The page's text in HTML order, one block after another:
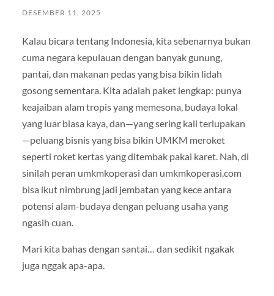
DESEMBER 11, 2025
Kalau bicara tentang Indonesia, kita sebenarnya bukan
cuma negara kepulauan dengan banyak gunung,
pantai, dan makanan pedas yang bisa bikin lidah
gosong sementara. Kita adalah paket lengkap: punya
keajaiban alam tropis yang memesona, budaya lokal
yang luar biasa kaya, dan—yang sering kali terlupakan
—peluang bisnis yang bisa bikin UMKM meroket
seperti roket kertas yang ditembak pakai karet. Nah, di
sinilah peran umkmkoperasi dan umkmkoperasi.com
bisa ikut nimbrung jadi jembatan yang kece antara
potensi alam-budaya dengan peluang usaha yang
ngasih cuan.
Mari kita bahas dengan santai… dan sedikit ngakak
juga nggak apa-apa.